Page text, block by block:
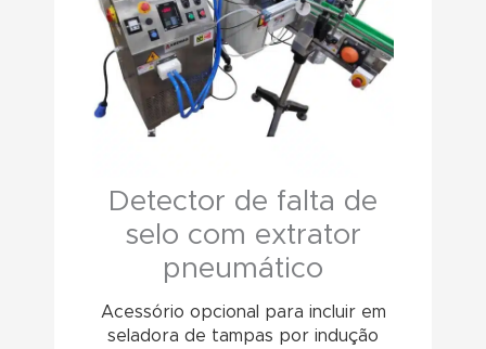
Detector de falta de
selo com extrator
pneumático
Acessório opcional para incluir em
seladora de tampas por indução